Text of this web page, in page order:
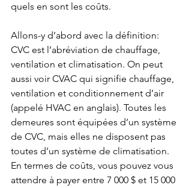
quels en sont les coûts.
Allons-y d’abord avec la définition:
CVC est l’abréviation de chauffage,
ventilation et climatisation. On peut
aussi voir CVAC qui signifie chauffage,
ventilation et conditionnement d’air
(appelé HVAC en anglais). Toutes les
demeures sont équipées d’un système
de CVC, mais elles ne disposent pas
toutes d’un système de climatisation.
En termes de coûts, vous pouvez vous
attendre à payer entre 7 000 $ et 15 000